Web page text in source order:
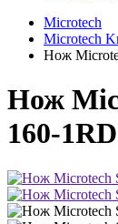
Microtech
Microtech
Нож
Нож
160-1RD